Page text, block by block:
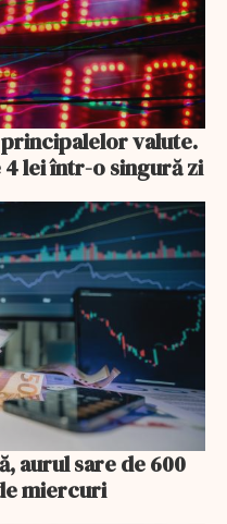
valute.
lei într-o singură zi
aurul sare de 600
miercuri